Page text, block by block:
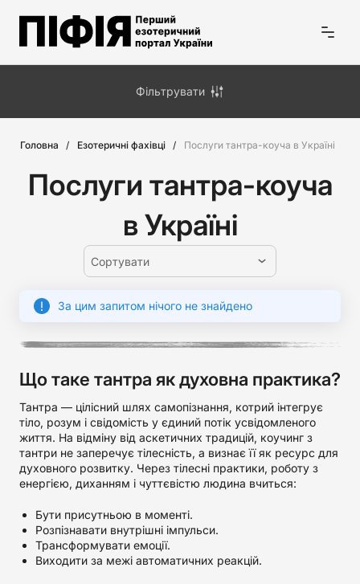
Головна Езотеричні фахівці Послуги тантра-коуча в Україні
Послуги тантра-коуча
в Україні
Сортувати
За цим запитом нічого не знайдено
Що таке тантра як духовна практика?
Тантра — цілісний шлях самопізнання, котрий інтегрує
тіло, розум і свідомість у єдиний потік усвідомленого
життя. На відміну від аскетичних традицій, коучинг з
тантри не заперечує тілесність, а визнає її як ресурс для
духовного розвитку. Через тілесні практики, роботу з
енергією, диханням і чуттєвістю людина вчиться:
Бути присутньою в моменті.
Розпізнавати внутрішні імпульси.
Трансформувати емоції.
Виходити за межі автоматичних реакцій.
Фільтрувати